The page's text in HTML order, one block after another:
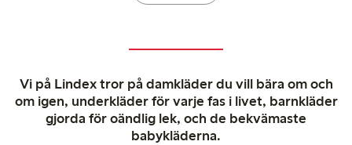
Vi på Lindex tror på damkläder du vill bära om och
om igen, underkläder för varje fas i livet, barnkläder
gjorda för oändlig lek, och de bekvämaste
babykläderna.